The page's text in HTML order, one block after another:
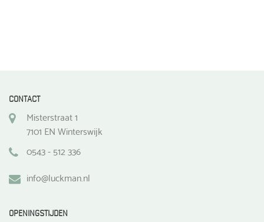
CONTACT
Misterstraat 1
7101 EN Winterswijk
0543 - 512 336
info@luckman.nl
OPENINGSTIJDEN